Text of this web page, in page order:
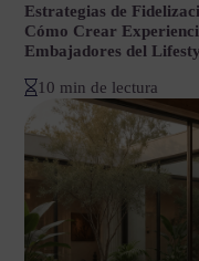
Estrategias de
Cómo Crear
Embajadores del
10 min de lectura